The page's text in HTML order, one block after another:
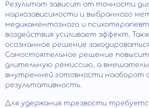
Результат зависит от точности
наркозависимости и выбранного
медикаментозного и
воздействия усиливает эффект.
осознанное решение
Самостоятельное решение
длительную ремиссию, а
внутренней готовности наоборот
результативность.
Для удержания трезвости